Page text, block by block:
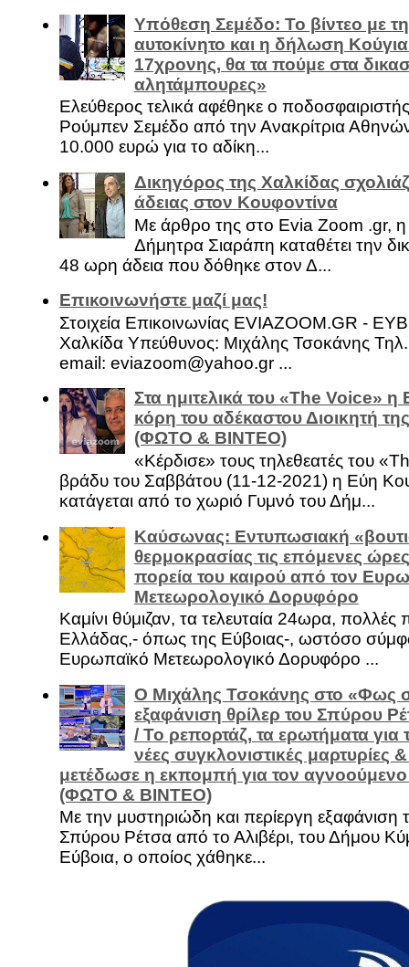
Υπόθεση Σεμέδο: Το βίντεο με
αυτοκίνητο και η δήλωση
17χρονης, θα τα πούμε στα
αλητάμπουρες»
Ελεύθερος τελικά αφέθηκε ο
Ρούμπεν Σεμέδο από την Ανακρίτρια
10.000 ευρώ για το αδίκη...
Δικηγόρος της Χαλκίδας
άδειας στον Κουφοντίνα
Με άρθρο της στο Evia Zoom .gr,
Δήμητρα Σιαράπη καταθέτει την
48 ωρη άδεια που δόθηκε στον Δ...
Επικοινωνήστε μαζί μας!
Στοιχεία Επικοινωνίας EVIAZOOM.GR -
Χαλκίδα Υπεύθυνος: Μιχάλης Τσοκάνης
email: eviazoom@yahoo.gr ...
Στα ημιτελικά του «The Voice»
κόρη του αδέκαστου Διοικητή
(ΦΩΤΟ & ΒΙΝΤΕΟ)
«Κέρδισε» τους τηλεθεατές του
βράδυ του Σαββάτου (11-12-2021) η Εύη
κατάγεται από το χωριό Γυμνό του Δήμ...
Καύσωνας: Εντυπωσιακή
θερμοκρασίας τις επόμενες
πορεία του καιρού από τον
Μετεωρολογικό Δορυφόρο
Καμίνι θύμιζαν, τα τελευταία 24ωρα, πολλές
Ελλάδας,- όπως της Εύβοιας-, ωστόσο
Ευρωπαϊκό Μετεωρολογικό Δορυφόρο ...
Ο Μιχάλης Τσοκάνης στο «Φως
εξαφάνιση θρίλερ του Σπύρου
/ Το ρεπορτάζ, τα ερωτήματα για
νέες συγκλονιστικές μαρτυρίες
μετέδωσε η εκπομπή για τον αγνοούμενο
(ΦΩΤΟ & ΒΙΝΤΕΟ)
Με την μυστηριώδη και περίεργη εξαφάνιση
Σπύρου Ρέτσα από το Αλιβέρι, του Δήμου
Εύβοια, ο οποίος χάθηκε...